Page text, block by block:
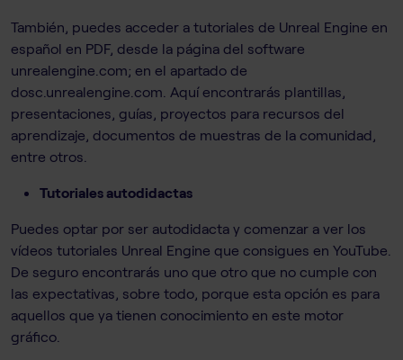
También, puedes acceder a tutoriales de Unreal Engine en
español en PDF, desde la página del software
unrealengine.com; en el apartado de
dosc.unrealengine.com. Aquí encontrarás plantillas,
presentaciones, guías, proyectos para recursos del
aprendizaje, documentos de muestras de la comunidad,
entre otros.
Tutoriales autodidactas
Puedes optar por ser autodidacta y comenzar a ver los
vídeos tutoriales Unreal Engine que consigues en YouTube.
De seguro encontrarás uno que otro que no cumple con
las expectativas, sobre todo, porque esta opción es para
aquellos que ya tienen conocimiento en este motor
gráfico.